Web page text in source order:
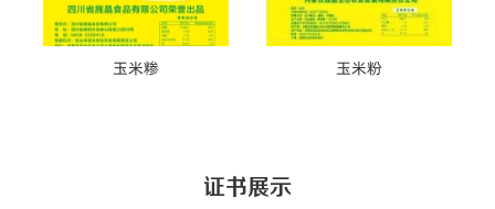
玉米糁 玉米粉
证书展示